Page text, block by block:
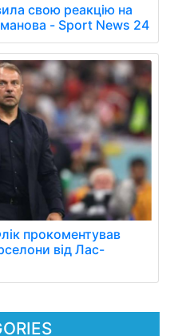
свою реакцію на
- Sport News 24
прокоментував
від Лас-